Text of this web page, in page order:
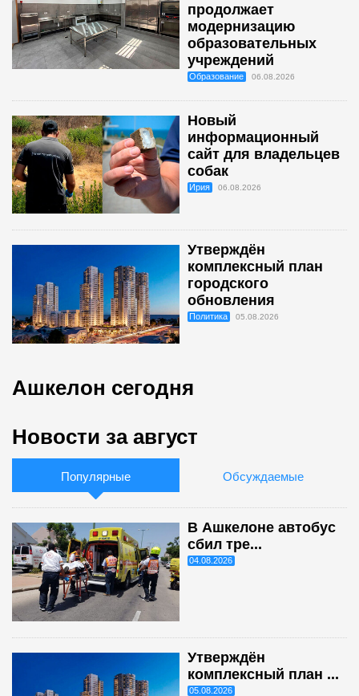
продолжает
модернизацию
образовательных
учреждений
Образование 06.08.2026
Новый
информационный
сайт для владельцев
собак
Ирия 06.08.2026
Утверждён
комплексный план
городского
обновления
Политика 05.08.2026
Ашкелон сегодня
Новости за август
Популярные Обсуждаемые
В Ашкелоне автобус
сбил тре...
04.08.2026
Утверждён
комплексный план ...
05.08.2026